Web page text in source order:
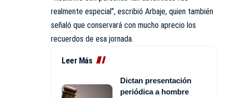
realmente especial”, escribió Arbaje, quien también
señaló que conservará con mucho aprecio los
recuerdos de esa jornada.
Leer Más
Dictan presentación
periódica a hombre